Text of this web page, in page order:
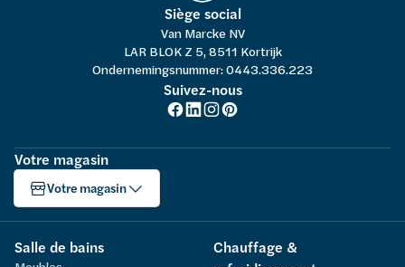
Siège social
Van Marcke NV
LAR BLOK Z 5, 8511 Kortrijk
Ondernemingsnummer: 0443.336.223
Suivez-nous
Votre magasin
Votre magasin
Salle de bains
Chauffage &